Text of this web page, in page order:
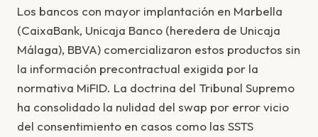
Los bancos con mayor implantación en Marbella
(CaixaBank, Unicaja Banco (heredera de Unicaja
Málaga), BBVA) comercializaron estos productos sin
la información precontractual exigida por la
normativa MiFID. La doctrina del Tribunal Supremo
ha consolidado la nulidad del swap por error vicio
del consentimiento en casos como las SSTS